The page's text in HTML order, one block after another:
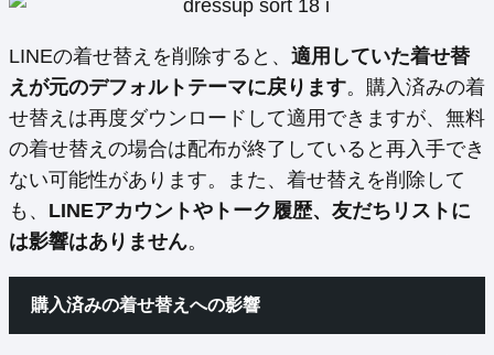
LINEの着せ替えを削除すると、 適用していた着せ替
えが元のデフォルトテーマに戻ります。購入済みの着
せ替えは再度ダウンロードして適用できますが、無料
の着せ替えの場合は配布が終了していると再入手でき
ない可能性があります。また、着せ替えを削除して
も、 LINEアカウントやトーク履歴、友だちリストに
は影響はありません。
購入済みの着せ替えへの影響